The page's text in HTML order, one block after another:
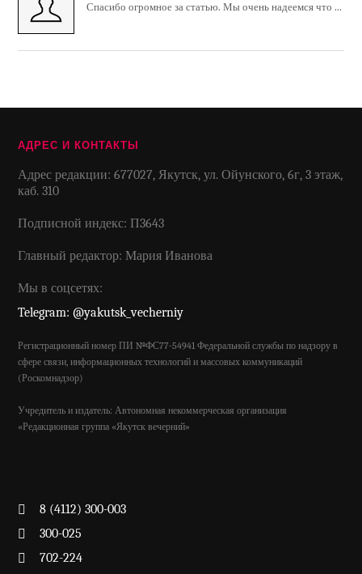
Спасибо огромное за статью. Мы очень надеемся что ...
АДРЕС И КОНТАКТЫ
Адрес редакции: 677027, Якутск, ул. Ойунского, 6г, 3 этаж,
каб. 310
Подписной индекс: П3643
Главный редактор: Мария Иванова
Мы в соцсетях:
Telegram: @yakutsk_vecherniy
Регистрационный номер ПИ №ФС77-54941 Федеральной службы по надзору в
сфере связи, информационных технологий и массовых коммуникаций
(Роскомнадзор)
Учредитель и издатель: Автономная некоммерческая организация
«Редакционная группа «Якутск вечерний»
8 (4112) 300-003
300-025
702-224